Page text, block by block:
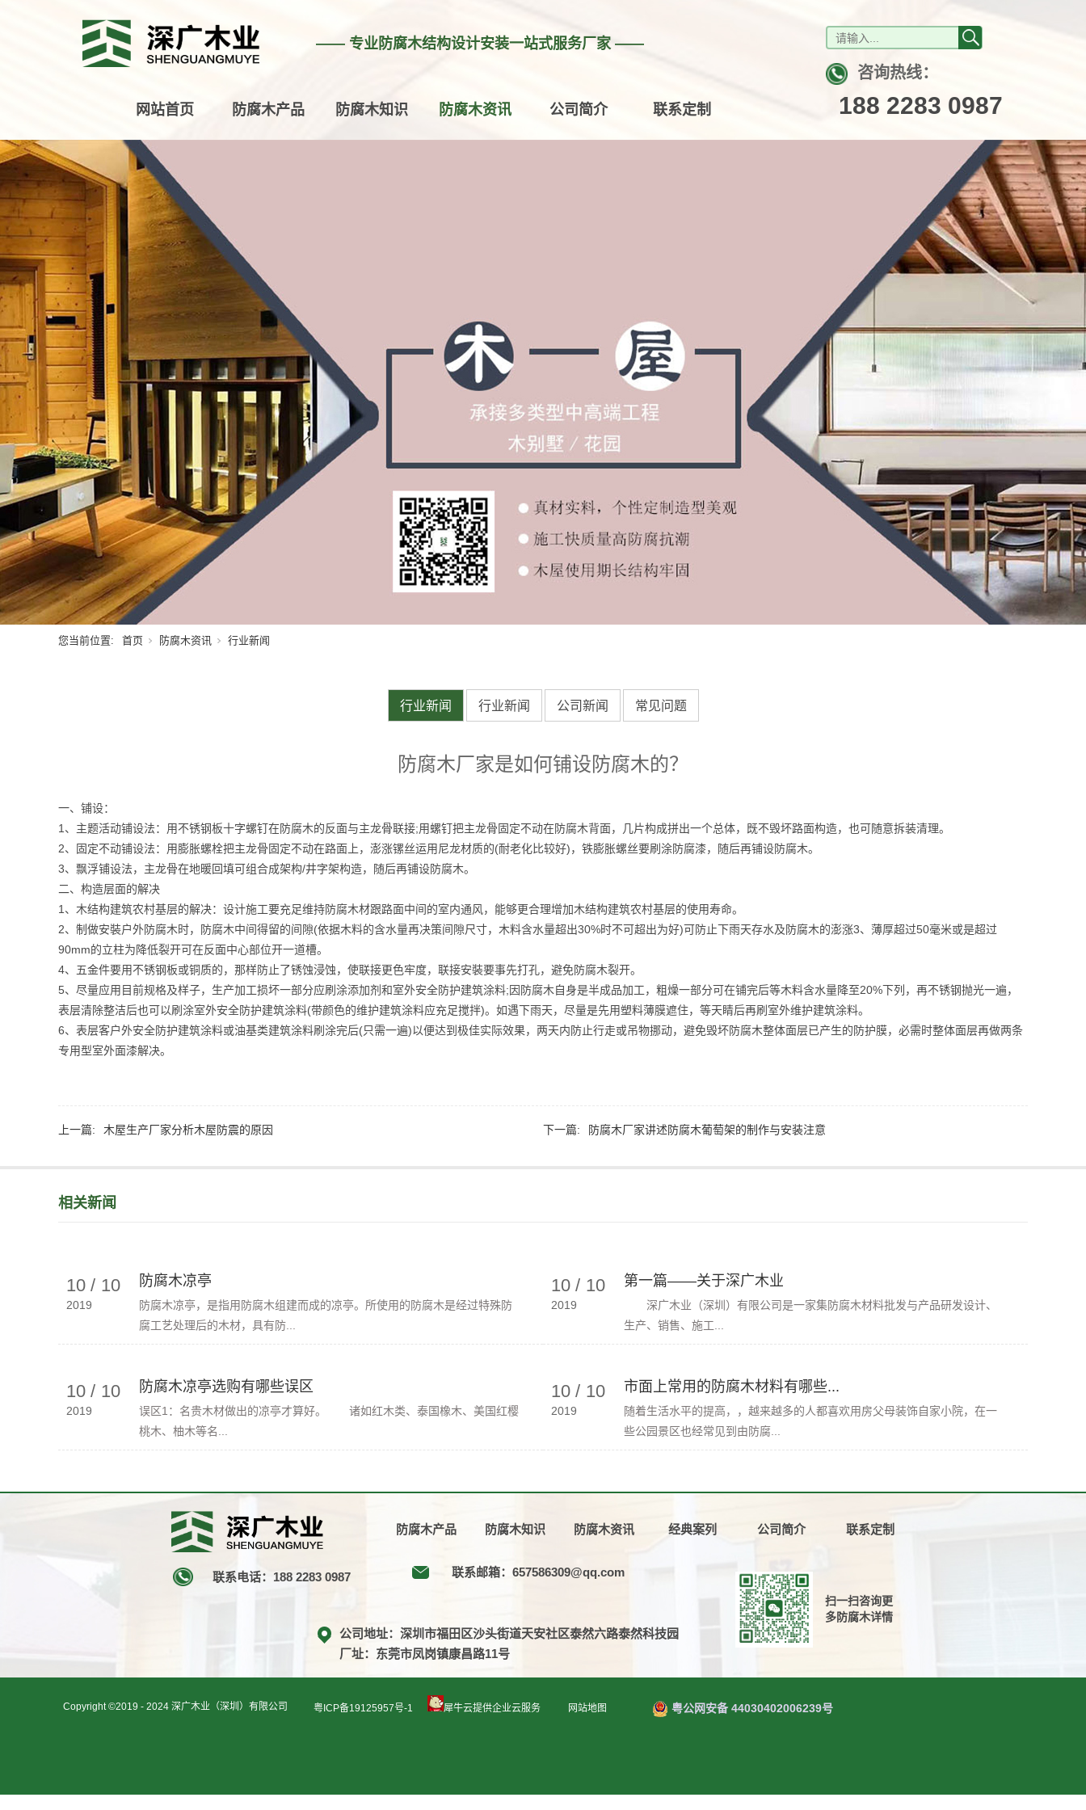
—— 专业防腐木结构设计安装一站式服务厂家 ——
网站首页 防腐木产品 防腐木知识 防腐木资讯 公司简介 联系定制
咨询热线：
188 2283 0987
您当前位置: 首页 防腐木资讯 行业新闻
行业新闻 行业新闻 公司新闻 常见问题
防腐木厂家是如何铺设防腐木的？
一、铺设：
1、主题活动铺设法：用不锈钢板十字螺钉在防腐木的反面与主龙骨联接;用螺钉把主龙骨固定不动在防腐木背面，几片构成拼出一个总体，既不毁坏路面构造，也可随意拆装清理。
2、固定不动铺设法：用膨胀螺栓把主龙骨固定不动在路面上，澎涨镙丝运用尼龙材质的(耐老化比较好)，铁膨胀螺丝要刷涂防腐漆，随后再铺设防腐木。
3、飘浮铺设法，主龙骨在地暖回填可组合成架构/井字架构造，随后再铺设防腐木。
二、构造层面的解决
1、木结构建筑农村基层的解决：设计施工要充足维持防腐木材跟路面中间的室内通风，能够更合理增加木结构建筑农村基层的使用寿命。
2、制做安裝户外防腐木时，防腐木中间得留的间隙(依据木料的含水量再决策间隙尺寸，木料含水量超出30%时不可超出为好)可防止下雨天存水及防腐木的澎涨3、薄厚超过50毫米或是超过
90mm的立柱为降低裂开可在反面中心部位开一道槽。
4、五金件要用不锈钢板或铜质的，那样防止了锈蚀浸蚀，使联接更色牢度，联接安裝要事先打孔，避免防腐木裂开。
5、尽量应用目前规格及样子，生产加工损坏一部分应刷涂添加剂和室外安全防护建筑涂料;因防腐木自身是半成品加工，粗燥一部分可在铺完后等木料含水量降至20%下列，再不锈钢抛光一遍，
表层清除整洁后也可以刷涂室外安全防护建筑涂料(带颜色的维护建筑涂料应充足搅拌)。如遇下雨天，尽量是先用塑料薄膜遮住，等天睛后再刷室外维护建筑涂料。
6、表层客户外安全防护建筑涂料或油基类建筑涂料刷涂完后(只需一遍)以便达到极佳实际效果，两天内防止行走或吊物挪动，避免毁坏防腐木整体面层已产生的防护膜，必需时整体面层再做两条
专用型室外面漆解决。
上一篇: 木屋生产厂家分析木屋防震的原因 下一篇: 防腐木厂家讲述防腐木葡萄架的制作与安装注意
相关新闻
10 / 10
2019
防腐木凉亭
防腐木凉亭，是指用防腐木组建而成的凉亭。所使用的防腐木是经过特殊防
腐工艺处理后的木材，具有防...
10 / 10
2019
第一篇——关于深广木业
深广木业（深圳）有限公司是一家集防腐木材料批发与产品研发设计、
生产、销售、施工...
10 / 10
2019
防腐木凉亭选购有哪些误区
误区1：名贵木材做出的凉亭才算好。 诸如红木类、泰国橡木、美国红樱
桃木、柚木等名...
10 / 10
2019
市面上常用的防腐木材料有哪些...
随着生活水平的提高，，越来越多的人都喜欢用房父母装饰自家小院，在一
些公园景区也经常见到由防腐...
防腐木产品 防腐木知识 防腐木资讯 经典案列 公司简介 联系定制
联系电话：188 2283 0987 联系邮箱：657586309@qq.com
公司地址：深圳市福田区沙头街道天安社区泰然六路泰然科技园
厂址：东莞市凤岗镇康昌路11号
扫一扫咨询更
多防腐木详情
Copyright ©2019 - 2024 深广木业（深圳）有限公司 粤ICP备19125957号-1 犀牛云提供企业云服务 网站地图 粤公网安备 44030402006239号